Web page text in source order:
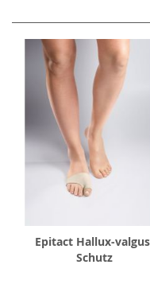
Epitact Hallux-
Schutz